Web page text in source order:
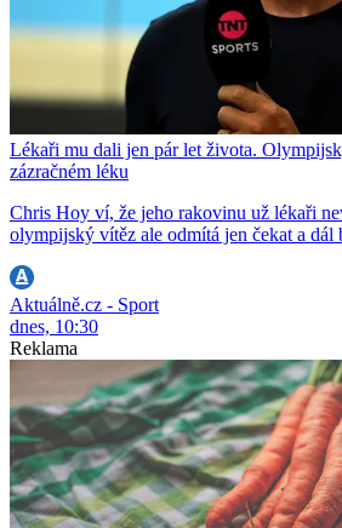
Lékaři mu dali jen pár let života.
zázračném léku
Chris Hoy ví, že jeho rakovinu už lékaři
olympijský vítěz ale odmítá jen čekat a dál
Aktuálně.cz - Sport
dnes, 10:30
Reklama